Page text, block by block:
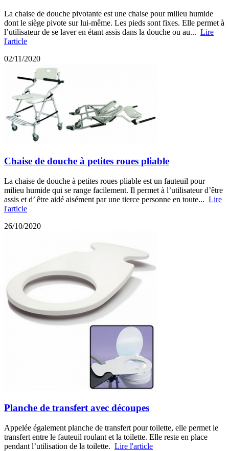
La chaise de douche pivotante est une chaise pour milieu humide
dont le siège pivote sur lui-même. Les pieds sont fixes. Elle permet à
l’utilisateur de se laver en étant assis dans la douche ou au... Lire
l'article
02/11/2020
Chaise de douche à petites roues pliable
La chaise de douche à petites roues pliable est un fauteuil pour
milieu humide qui se range facilement. Il permet à l’utilisateur d’être
assis et d’ être aidé aisément par une tierce personne en toute... Lire
l'article
26/10/2020
Planche de transfert avec découpes
Appelée également planche de transfert pour toilette, elle permet le
transfert entre le fauteuil roulant et la toilette. Elle reste en place
pendant l’utilisation de la toilette. Lire l'article